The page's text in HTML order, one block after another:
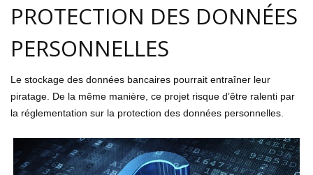
PROTECTION DES DONNÉES
PERSONNELLES
Le stockage des données bancaires pourrait entraîner leur
piratage. De la même manière, ce projet risque d’être ralenti par
la réglementation sur la protection des données personnelles.